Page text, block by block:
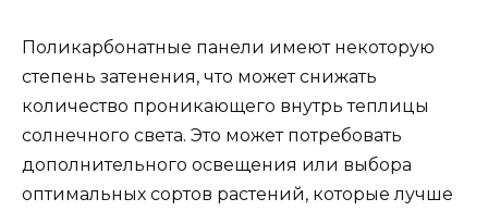
Поликарбонатные панели имеют некоторую
степень затенения, что может снижать
количество проникающего внутрь теплицы
солнечного света. Это может потребовать
дополнительного освещения или выбора
оптимальных сортов растений, которые лучше